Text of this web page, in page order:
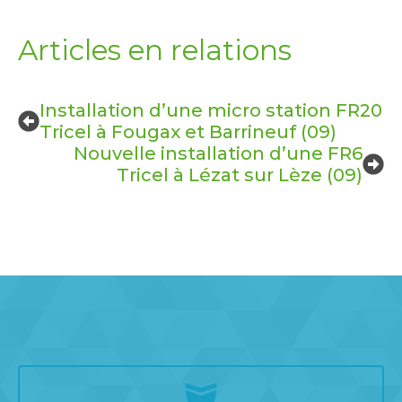
Articles en relations
Installation d’une micro station FR20
Tricel à Fougax et Barrineuf (09)
Nouvelle installation d’une FR6
Tricel à Lézat sur Lèze (09)